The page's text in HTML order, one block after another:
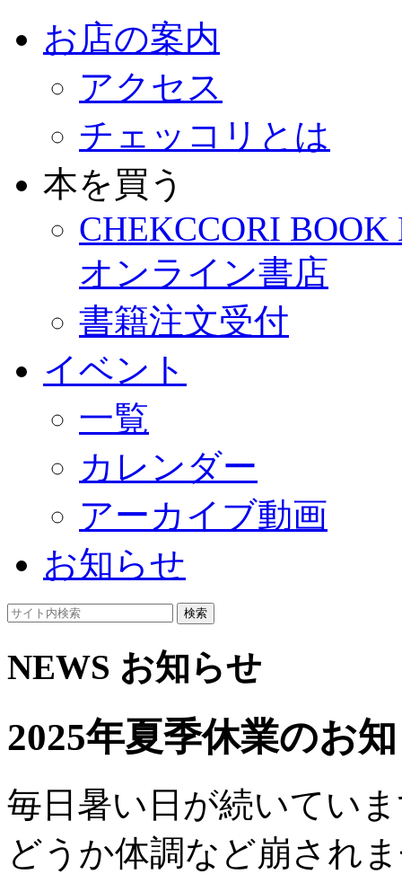
お店の案内
アクセス
チェッコリとは
本を買う
CHEKCCORI BOOK
オンライン書店
書籍注文受付
イベント
一覧
カレンダー
アーカイブ動画
お知らせ
検索
NEWS お知らせ
2025年夏季休業のお
毎日暑い日が続いてい
どうか体調など崩され